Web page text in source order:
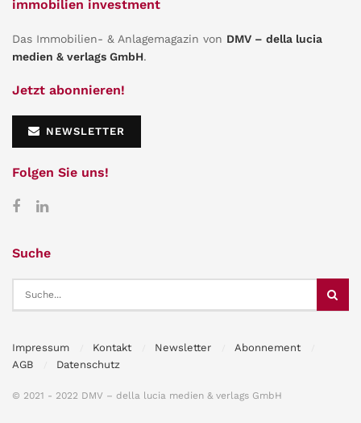
immobilien investment
Das Immobilien- & Anlagemagazin von DMV – della lucia
medien & verlags GmbH.
Jetzt abonnieren!
NEWSLETTER
Folgen Sie uns!
Suche
Impressum Kontakt Newsletter
Abonnement
AGB
Datenschutz
© 2021 - 2022 DMV – della lucia medien & verlags GmbH